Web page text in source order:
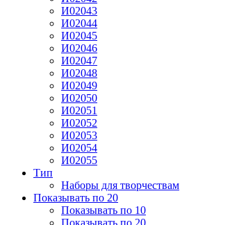
И02043
И02044
И02045
И02046
И02047
И02048
И02049
И02050
И02051
И02052
И02053
И02054
И02055
Тип
Наборы для творчествам
Показывать по 20
Показывать по 10